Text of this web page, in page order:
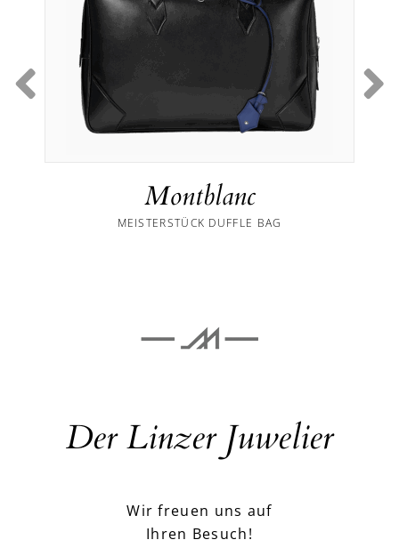
Montblanc
MEISTERSTÜCK DUFFLE BAG
Der Linzer Juwelier
Wir freuen uns auf
Ihren Besuch!